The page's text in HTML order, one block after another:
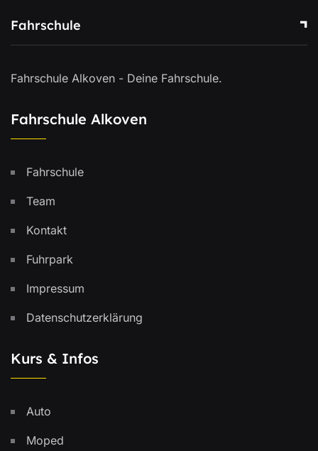
Fahrschule
Fahrschule Alkoven - Deine Fahrschule.
Fahrschule Alkoven
Fahrschule
Team
Kontakt
Fuhrpark
Impressum
Datenschutzerklärung
Kurs & Infos
Auto
Moped